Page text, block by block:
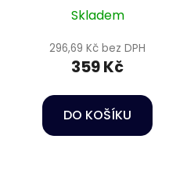
Skladem
296,69 Kč bez DPH
359 Kč
DO KOŠÍKU